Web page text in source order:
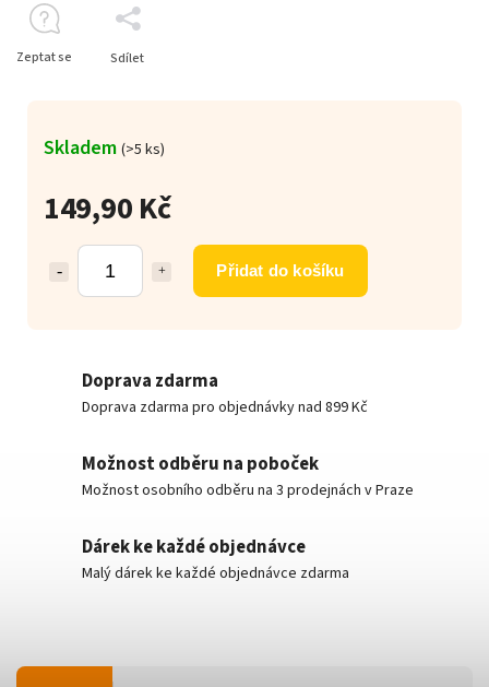
149,90 Kč
Přidat do košíku
Skladem (>5 ks)
Zeptat se Sdílet
Doprava zdarma
Doprava zdarma pro objednávky nad 899 Kč
Možnost odběru na poboček
Možnost osobního odběru na 3 prodejnách v Praze
Dárek ke každé objednávce
Malý dárek ke každé objednávce zdarma